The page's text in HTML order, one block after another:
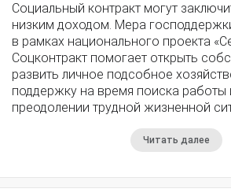
Социальный контракт могут
низким доходом. Мера
в рамках национального проекта
Соцконтракт помогает открыть
развить личное подсобное
поддержку на время поиска
преодолении трудной жизненной
Читать далее